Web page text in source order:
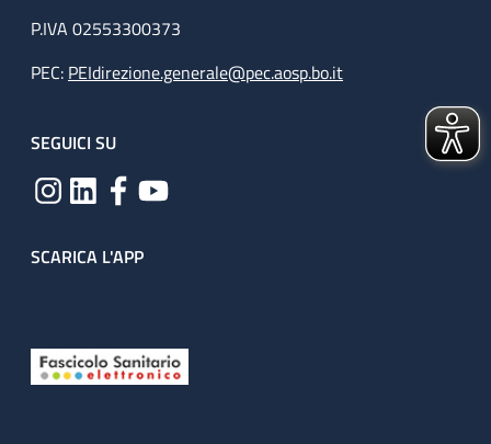
P.IVA 02553300373
PEC: PEIdirezione.generale@pec.aosp.bo.it
SEGUICI SU
SCARICA L'APP